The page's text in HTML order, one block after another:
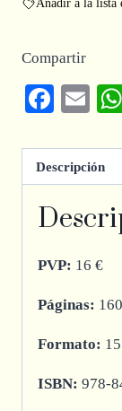
Añadir a la lista
Compartir
Descripción
PVP: 16 €
Páginas: 160
Formato:
ISBN: 978-